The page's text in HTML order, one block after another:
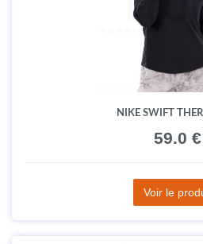
NIKE SWIFT
59.0 €
Voir le